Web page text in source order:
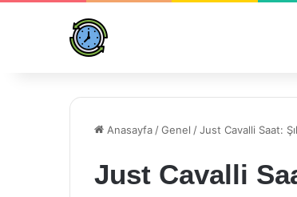
Anasayfa /Genel /Just Cavalli Saat:
Just Cavalli